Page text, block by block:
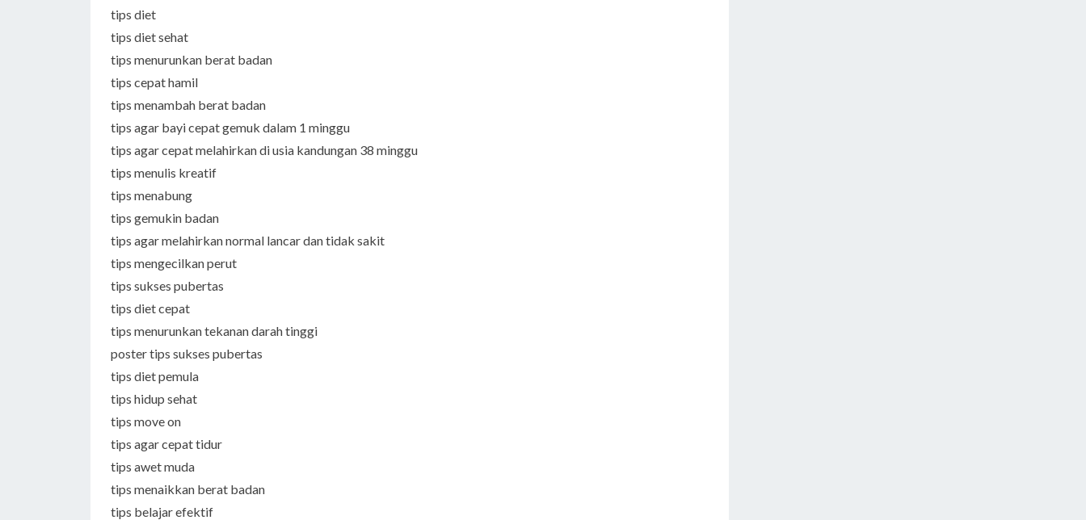
tips diet
tips diet sehat
tips menurunkan berat badan
tips cepat hamil
tips menambah berat badan
tips agar bayi cepat gemuk dalam 1 minggu
tips agar cepat melahirkan di usia kandungan 38 minggu
tips menulis kreatif
tips menabung
tips gemukin badan
tips agar melahirkan normal lancar dan tidak sakit
tips mengecilkan perut
tips sukses pubertas
tips diet cepat
tips menurunkan tekanan darah tinggi
poster tips sukses pubertas
tips diet pemula
tips hidup sehat
tips move on
tips agar cepat tidur
tips awet muda
tips menaikkan berat badan
tips belajar efektif